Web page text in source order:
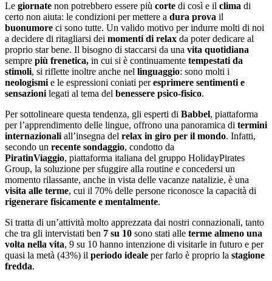
Le giornate non potrebbero essere più corte di così e il clima di
certo non aiuta: le condizioni per mettere a dura prova il
buonumore ci sono tutte. Un valido motivo per indurre molti di noi
a decidere di ritagliarsi dei momenti di relax da poter dedicare al
proprio star bene. Il bisogno di staccarsi da una vita quotidiana
sempre più frenetica, in cui si è continuamente tempestati da
stimoli, si riflette inoltre anche nel linguaggio: sono molti i
neologismi e le espressioni coniati peresprimere sentimenti e
sensazioni legati al tema del benessere psico-fisico.
Per sottolineare questa tendenza, gli esperti di Babbel, piattaforma
per l’apprendimento delle lingue, offrono una panoramica di termini
internazionali all’insegna del relax in giro per il mondo. Infatti,
secondo un recente sondaggio, condotto da
PiratinViaggio, piattaforma italiana del gruppo HolidayPirates
Group, la soluzione per sfuggire alla routine e concedersi un
momento rilassante, anche in vista delle vacanze natalizie, è una
visita alle terme, cui il 70% delle persone riconosce la capacità di
rigenerare fisicamente e mentalmente.
Si tratta di un’attività molto apprezzata dai nostri connazionali, tanto
che tra gli intervistati ben 7 su 10 sono stati alle terme almeno una
volta nella vita, 9 su 10 hanno intenzione di visitarle in futuro e per
quasi la metà (43%) il periodo ideale per farlo è proprio la stagione
fredda.